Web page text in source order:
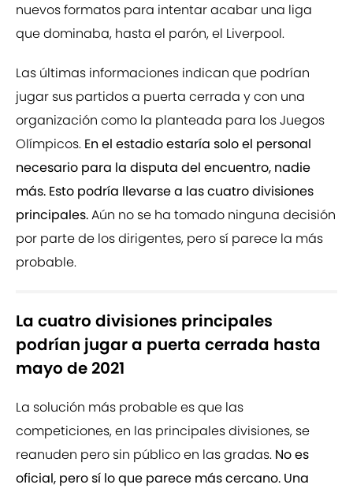
nuevos formatos para intentar acabar una liga
que dominaba, hasta el parón, el Liverpool.
Las últimas informaciones indican que podrían
jugar sus partidos a puerta cerrada y con una
organización como la planteada para los Juegos
Olímpicos. En el estadio estaría solo el personal
necesario para la disputa del encuentro, nadie
más. Esto podría llevarse a las cuatro divisiones
principales.Aún no se ha tomado ninguna decisión
por parte de los dirigentes, pero sí parece la más
probable.
La cuatro divisiones principales
podrían jugar a puerta cerrada hasta
mayo de 2021
La solución más probable es que las
competiciones, en las principales divisiones, se
reanuden pero sin público en las gradas. No es
oficial, pero sí lo que parece más cercano. Una